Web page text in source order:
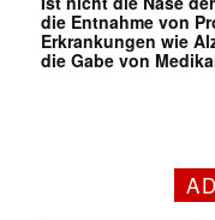
die Entnahme von
Erkrankungen wie
die Gabe von